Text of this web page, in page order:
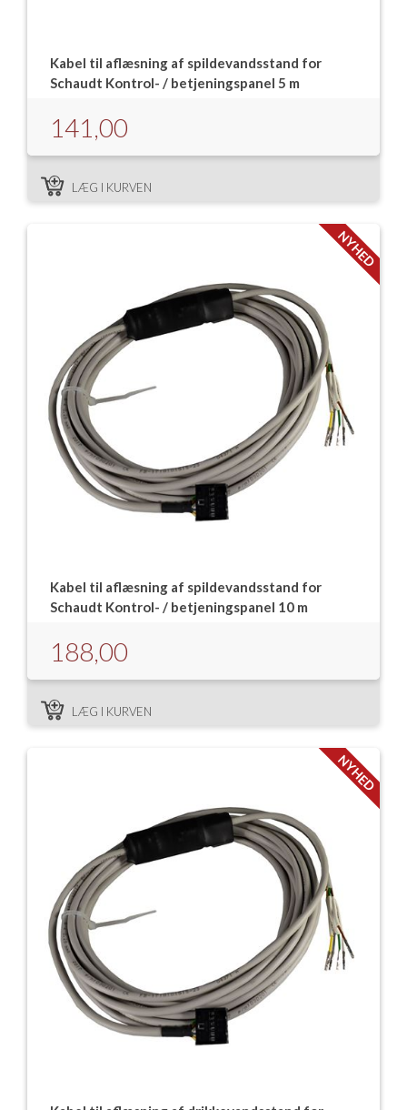
Kabel til aflæsning af spildevandsstand for
Schaudt Kontrol- / betjeningspanel 5 m
141,00
LÆG I KURVEN
Kabel til aflæsning af spildevandsstand for
Schaudt Kontrol- / betjeningspanel 10 m
188,00
NYHED
LÆG I KURVEN
NYHED